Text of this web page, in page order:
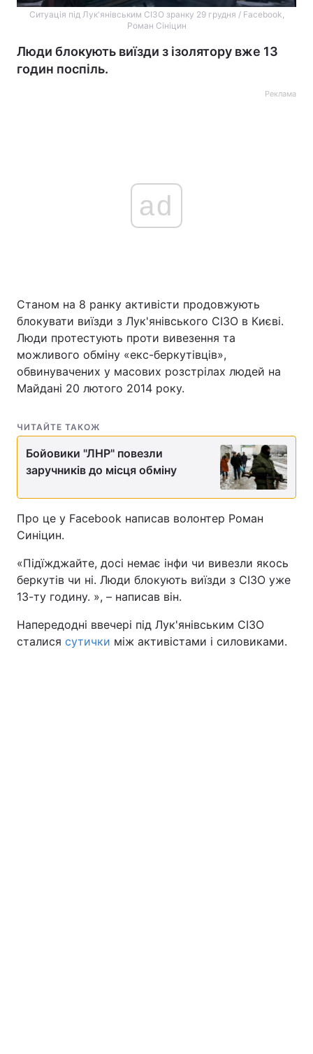
Ситуація під Лук'янівським СІЗО зранку 29 грудня / Facebook,
Роман Сініцин
Люди блокують виїзди з ізолятору вже 13
годин поспіль.
Реклама
ad
Станом на 8 ранку активісти продовжують
блокувати виїзди з Лук'янівського СІЗО в Києві.
Люди протестують проти вивезення та
можливого обміну «екс-беркутівців»,
обвинувачених у масових розстрілах людей на
Майдані 20 лютого 2014 року.
ЧИТАЙТЕ ТАКОЖ
Бойовики "ЛНР" повезли
заручників до місця обміну
Про це у Facebook написав волонтер Роман
Синіцин.
«Підїжджайте, досі немає інфи чи вивезли якось
беркутів чи ні. Люди блокують виїзди з СІЗО уже
13-ту годину. », – написав він.
Напередодні ввечері під Лук'янівським СІЗО
сталися сутички між активістами і силовиками.